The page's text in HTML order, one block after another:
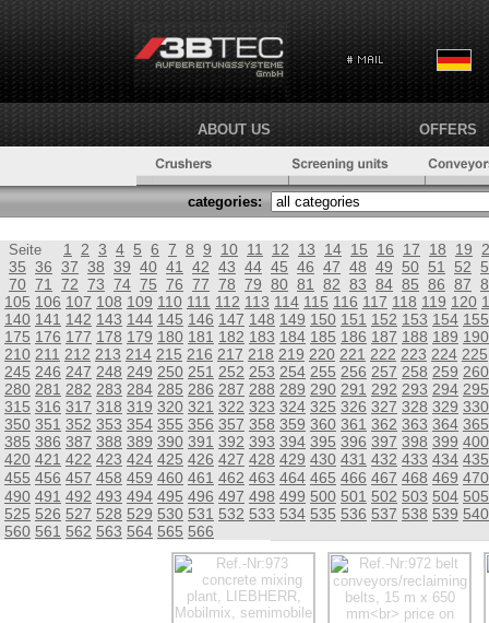
ABOUT US OFFERS
categories:
Seite 1 2 3 4 5 6 7 8 9 10 11 12 13 14 15 16 17 18 19
35 36 37 38 39 40 41 42 43 44 45 46 47 48 49 50 51 52
70 71 72 73 74 75 76 77 78 79 80 81 82 83 84 85 86 87
105 106 107 108 109 110 111 112 113 114 115 116 117 118 119 120
140 141 142 143 144 145 146 147 148 149 150 151 152 153 154 155
175 176 177 178 179 180 181 182 183 184 185 186 187 188 189 190
210 211 212 213 214 215 216 217 218 219 220 221 222 223 224 225
245 246 247 248 249 250 251 252 253 254 255 256 257 258 259 260
280 281 282 283 284 285 286 287 288 289 290 291 292 293 294 295
315 316 317 318 319 320 321 322 323 324 325 326 327 328 329 330
350 351 352 353 354 355 356 357 358 359 360 361 362 363 364 365
385 386 387 388 389 390 391 392 393 394 395 396 397 398 399 400
420 421 422 423 424 425 426 427 428 429 430 431 432 433 434 435
455 456 457 458 459 460 461 462 463 464 465 466 467 468 469 470
490 491 492 493 494 495 496 497 498 499 500 501 502 503 504 505
525 526 527 528 529 530 531 532 533 534 535 536 537 538 539 540
560 561 562 563 564 565 566